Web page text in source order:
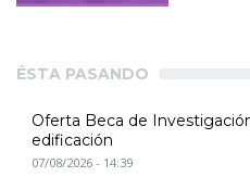
ÉSTA PASANDO
Oferta Beca de
edificación
07/08/2026 - 14:39